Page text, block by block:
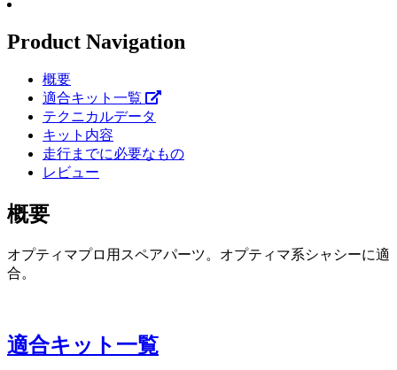
Product Navigation
概要
適合キット一覧
テクニカルデータ
キット内容
走行までに必要なもの
レビュー
概要
オプティマプロ用スペアパーツ。オプティマ系シャシーに適
合。
適合キット一覧